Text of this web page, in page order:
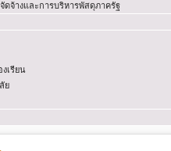
จ้างและการบริหารพัสดุภาครัฐ
เรียน
ย